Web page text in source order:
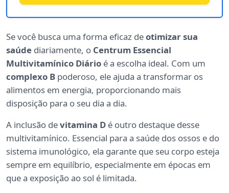
Se você busca uma forma eficaz deotimizar sua
saúde diariamente, o Centrum Essencial
Multivitamínico Diário é a escolha ideal. Com um
complexo B poderoso, ele ajuda a transformar os
alimentos em energia, proporcionando mais
disposição para o seu dia a dia.
A inclusão devitamina D é outro destaque desse
multivitamínico. Essencial para a saúde dos ossos e do
sistema imunológico, ela garante que seu corpo esteja
sempre em equilíbrio, especialmente em épocas em
que a exposição ao sol é limitada.